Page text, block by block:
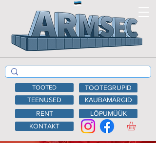
TEENUSED
KAUBAMÄRGID
RENT
LÕPUMÜÜK
KONTAKT
TOOTED TOOTEGRUPID